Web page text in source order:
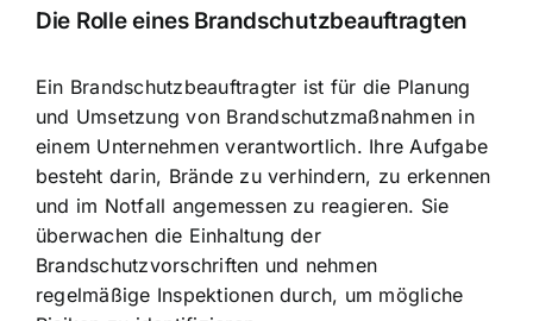
Die Rolle eines Brandschutzbeauftragten
Ein Brandschutzbeauftragter ist für die Planung
und Umsetzung von Brandschutzmaßnahmen in
einem Unternehmen verantwortlich. Ihre Aufgabe
besteht darin, Brände zu verhindern, zu erkennen
und im Notfall angemessen zu reagieren. Sie
überwachen die Einhaltung der
Brandschutzvorschriften und nehmen
regelmäßige Inspektionen durch, um mögliche